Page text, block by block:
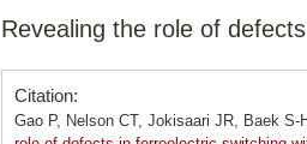
Revealing the role of
Citation:
Gao P, Nelson CT, Jokisaari JR, Baek